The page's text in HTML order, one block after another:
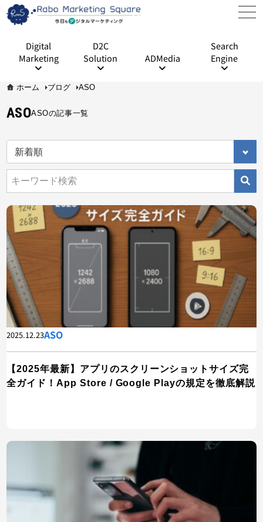
Digital
Marketing
D2C
Solution
ADMedia
Search
Engine
ホーム ブログ ASO
ASOASOの記事一覧
2025.12.23ASO
【2025年最新】アプリのスクリーンショットサイズ完
全ガイド！App Store / Google Playの規定を徹底解説